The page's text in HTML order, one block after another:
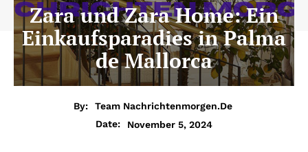
Zara und Zara Home: Ein
Einkaufsparadies in Palma
de Mallorca
By:
Team Nachrichtenmorgen.de
Date:
November 5, 2024